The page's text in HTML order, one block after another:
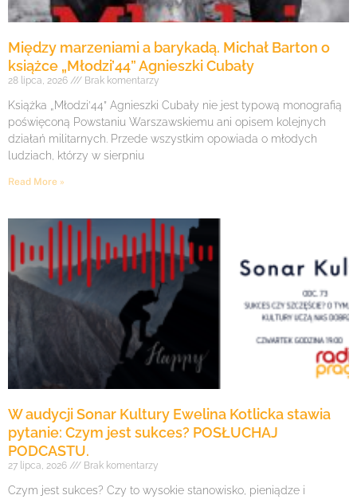
Między marzeniami a barykadą. Michał Barton o
książce „Młodzi’44” Agnieszki Cubały
28 lipca, 2026 Brak komentarzy
Książka „Młodzi’44” Agnieszki Cubały nie jest typową monografią
poświęconą Powstaniu Warszawskiemu ani opisem kolejnych
działań militarnych. Przede wszystkim opowiada o młodych
ludziach, którzy w sierpniu
Read More »
W audycji Sonar Kultury Ewelina Kotlicka stawia
pytanie: Czym jest sukces? POSŁUCHAJ
PODCASTU.
27 lipca, 2026 Brak komentarzy
Czym jest sukces? Czy to wysokie stanowisko, pieniądze i